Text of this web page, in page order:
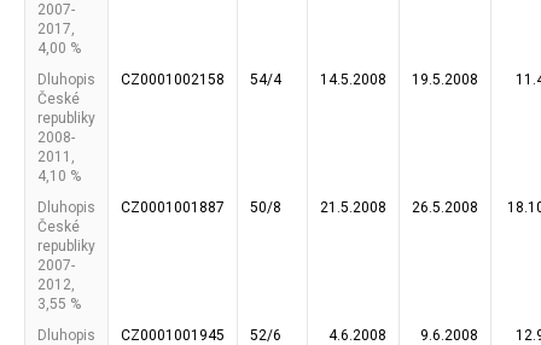
2007-
2017,
4,00 %
Dluhopis
České
republiky
2008-
2011,
4,10 %
CZ0001002158 54/4 14.5.2008 19.5.2008
Dluhopis
České
republiky
2007-
2012,
3,55 %
CZ0001001887 50/8 21.5.2008 26.5.2008
Dluhopis
CZ0001001945 52/6 4.6.2008 9.6.2008